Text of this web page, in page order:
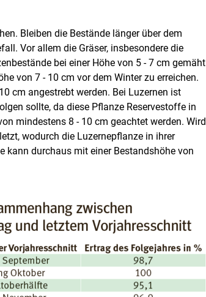
Bleiben die Bestände länger über dem
Vor allem die Gräser, insbesondere die
bei einer Höhe von 5 - 7 cm gemäht
von 7 - 10 cm vor dem Winter zu erreichen.
cm angestrebt werden. Bei Luzernen ist
sollte, da diese Pflanze Reservestoffe in
mindestens 8 - 10 cm geachtet werden. Wird
wodurch die Luzernepflanze in ihrer
kann durchaus mit einer Bestandshöhe von